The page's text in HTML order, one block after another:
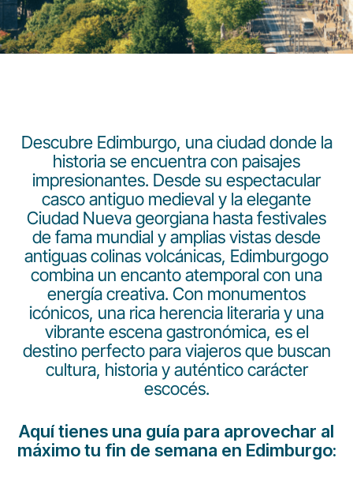
Grupo Luxair
Descubre Edimburgo, una ciudad donde la
historia se encuentra con paisajes
impresionantes. Desde su espectacular
casco antiguo medieval y la elegante
Ciudad Nueva georgiana hasta festivales
de fama mundial y amplias vistas desde
antiguas colinas volcánicas, Edimburgogo
combina un encanto atemporal con una
energía creativa. Con monumentos
icónicos, una rica herencia literaria y una
vibrante escena gastronómica, es el
destino perfecto para viajeros que buscan
cultura, historia y auténtico carácter
escocés.
Aquí tienes una guía para aprovechar al
máximo tu fin de semana en Edimburgo: